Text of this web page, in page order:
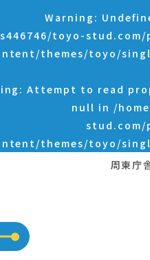
Warning :
toyo-
themes/toyo/
: Attempt to read
null in /
themes/toyo/
周東庁